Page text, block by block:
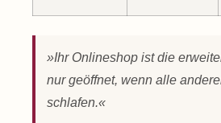
»Ihr Onlineshop ist die
nur geöffnet, wenn alle
schlafen.«